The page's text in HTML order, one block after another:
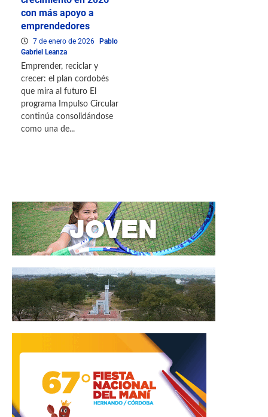
con más apoyo a
emprendedores
7 de enero de 2026
Pablo
Gabriel Leanza
Emprender, reciclar y
crecer: el plan cordobés
que mira al futuro El
programa Impulso Circular
continúa consolidándose
como una de...